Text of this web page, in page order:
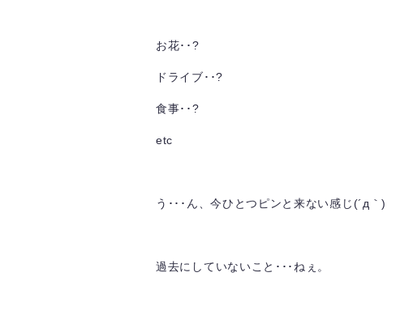
お花･･?
ドライブ･･?
食事･･?
etc
う･･･ん、今ひとつピンと来ない感じ(´д｀)
過去にしていないこと･･･ねぇ。